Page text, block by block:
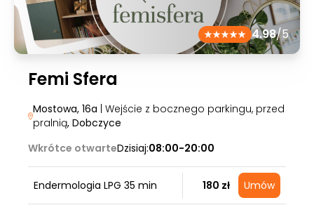
4.98/5
Femi Sfera
Mostowa, 16a | Wejście z bocznego parkingu, przed
pralnią, Dobczyce
Wkrótce otwarteDzisiaj:08:00-20:00
Endermologia LPG 35 min 180 zł Umów